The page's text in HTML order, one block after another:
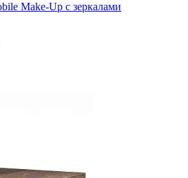
Make-Up с зеркалами